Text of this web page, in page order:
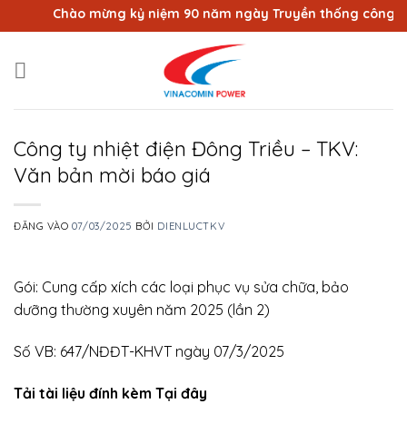
qua
dung
Chào mừng kỷ niệm 90 năm ngày Truyền thống công
Công ty nhiệt điện Đông Triều – TKV:
Văn bản mời báo giá
ĐĂNG VÀO07/03/2025 BỞI DIENLUCTKV
Gói: Cung cấp xích các loại phục vụ sửa chữa, bảo
dưỡng thường xuyên năm 2025 (lần 2)
Số VB: 647/NĐĐT-KHVT ngày 07/3/2025
Tải tài liệu đính kèm Tại đây